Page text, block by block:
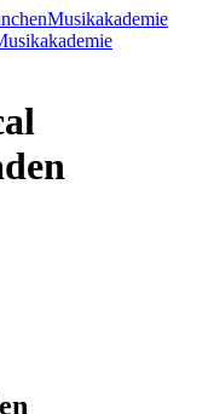
Musikakademie